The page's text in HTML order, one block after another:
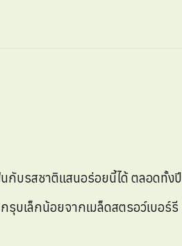
กับรสชาติแสนอร่อยนี้ได้ ตลอดทั้งปี
บเล็กน้อยจากเมล็ดสตรอว์เบอร์รี